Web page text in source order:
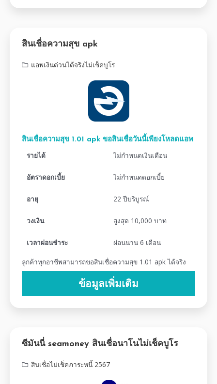
สินเชื่อความสุข apk
แอพเงินด่วนได้จริงไม่เช็คบูโร
สินเชื่อความสุข 1.01 apk ขอสินเชื่อวันนี้เพียงโหลดแอพ
รายได้ ไม่กำหนดเงินเดือน
อัตราดอกเบี้ย ไม่กำหนดดอกเบี้ย
อายุ 22 ปีบริบูรณ์
วงเงิน สูงสุด 10,000 บาท
เวลาผ่อนชำระ ผ่อนนาน 6 เดือน
ลูกค้าทุกอาชีพสามารถขอสินเชื่อความสุข 1.01 apk ได้จริง
ข้อมูลเพิ่มเติม
ซีมันนี่ seamoney สินเชื่อนาโนไม่เช็คบูโร
สินเชื่อไม่เช็คภาระหนี้ 2567